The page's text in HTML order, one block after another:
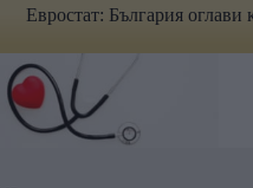
България оглави